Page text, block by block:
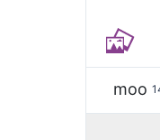
moo